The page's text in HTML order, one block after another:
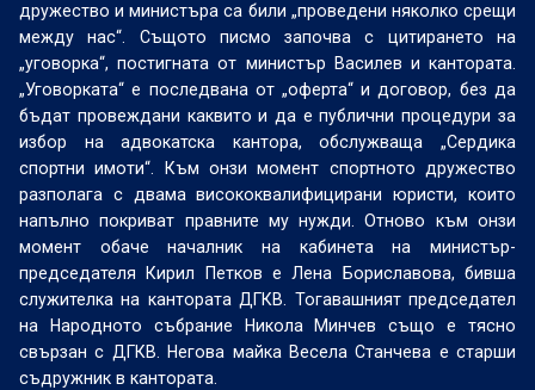
дружество и министъра са били „проведени няколко срещи
между нас“. Същото писмо започва с цитирането на
„уговорка“, постигната от министър Василев и кантората.
„Уговорката“ е последвана от „оферта“ и договор, без да
бъдат провеждани каквито и да е публични процедури за
избор на адвокатска кантора, обслужваща „Сердика
спортни имоти“. Към онзи момент спортното дружество
разполага с двама висококвалифицирани юристи, които
напълно покриват правните му нужди. Отново към онзи
момент обаче началник на кабинета на министър-
председателя Кирил Петков е Лена Бориславова, бивша
служителка на кантората ДГКВ. Тогавашният председател
на Народното събрание Никола Минчев също е тясно
свързан с ДГКВ. Негова майка Весела Станчева е старши
съдружник в кантората.